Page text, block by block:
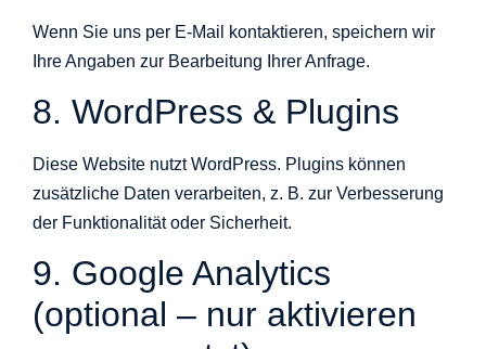
Wenn Sie uns per E-Mail kontaktieren, speichern wir
Ihre Angaben zur Bearbeitung Ihrer Anfrage.
8. WordPress & Plugins
Diese Website nutzt WordPress. Plugins können
zusätzliche Daten verarbeiten, z. B. zur Verbesserung
der Funktionalität oder Sicherheit.
9. Google Analytics
(optional – nur aktivieren